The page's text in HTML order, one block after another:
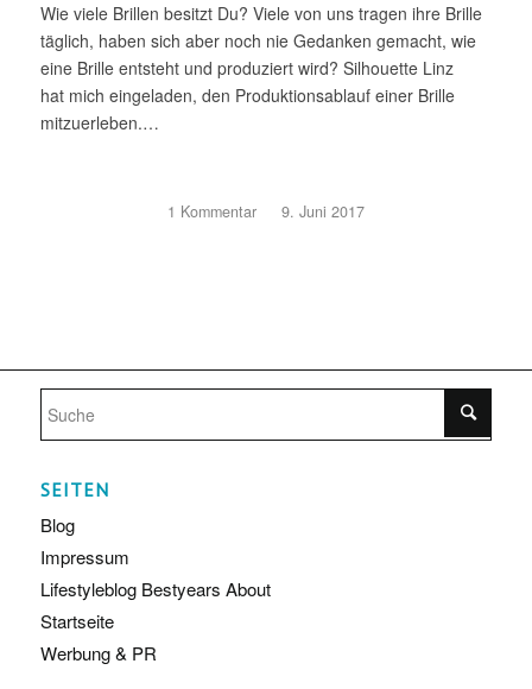
Wie viele Brillen besitzt Du? Viele von uns tragen ihre Brille
täglich, haben sich aber noch nie Gedanken gemacht, wie
eine Brille entsteht und produziert wird? Silhouette Linz
hat mich eingeladen, den Produktionsablauf einer Brille
mitzuerleben.…
1 Kommentar
/ 9. Juni 2017
SEITEN
Blog
Impressum
Lifestyleblog Bestyears About
Startseite
Werbung & PR